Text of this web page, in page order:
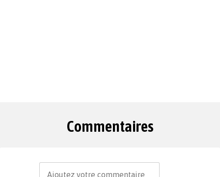
Commentaires